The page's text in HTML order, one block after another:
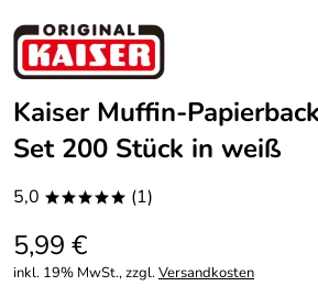
Kaiser Muffin-
Set 200 Stück in weiß
5,0 ***** (1)
5,99 €
inkl. 19% MwSt., zzgl.Versandkosten